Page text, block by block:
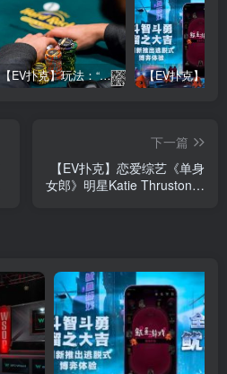
【EV扑克】玩法：“松弱鱼/松凶鱼打法”的基本攻略
下一篇
【EV扑克】恋爱综艺《单身
女郎》明星Katie Thruston获